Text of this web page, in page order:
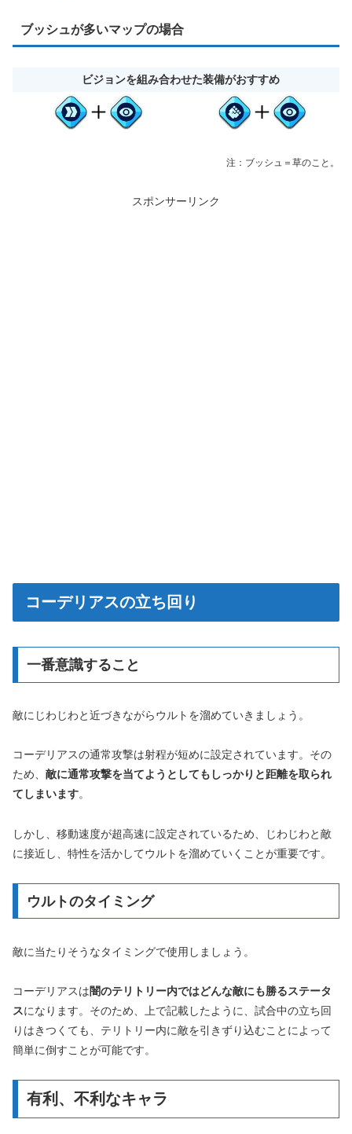
ブッシュが多いマップの場合
ビジョンを組み合わせた装備がおすすめ
注：ブッシュ＝草のこと。
スポンサーリンク
コーデリアスの立ち回り
一番意識すること
敵にじわじわと近づきながらウルトを溜めていきましょう。
コーデリアスの通常攻撃は射程が短めに設定されています。その
ため、 敵に通常攻撃を当てようとしてもしっかりと距離を取られ
てしまいます。
しかし、移動速度が超高速に設定されているため、じわじわと敵
に接近し、特性を活かしてウルトを溜めていくことが重要です。
ウルトのタイミング
敵に当たりそうなタイミングで使用しましょう。
コーデリアスは闇のテリトリー内ではどんな敵にも勝るステータ
スになります。そのため、上で記載したように、試合中の立ち回
りはきつくても、テリトリー内に敵を引きずり込むことによって
簡単に倒すことが可能です。
有利、不利なキャラ